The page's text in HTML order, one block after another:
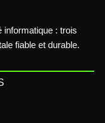
informatique : trois
fiable et durable.